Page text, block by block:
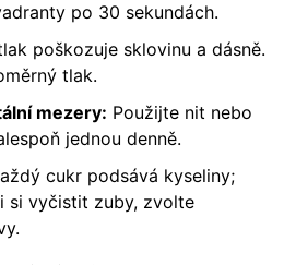
po 30 sekundách.
poškozuje sklovinu a dásně.
tlak.
mezery: Použijte nit nebo
jednou denně.
cukr podsává kyseliny;
si vyčistit zuby, zvolte